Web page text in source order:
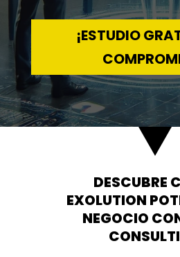
¡ESTUDIO
DESCUBRE
EXOLUTION
NEGOCIO